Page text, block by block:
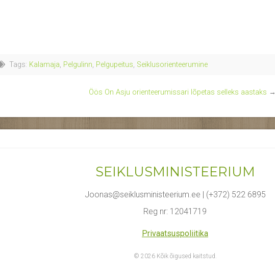
Tags: Kalamaja, Pelgulinn, Pelgupeitus, Seiklusorienteerumine
Öös On Asju orienteerumissari lõpetas selleks aastaks →
SEIKLUSMINISTEERIUM
Joonas@seiklusministeerium.ee | (+372) 522 6895
Reg nr: 12041719
Privaatsuspoliitika
© 2026 Kõik õigused kaitstud.